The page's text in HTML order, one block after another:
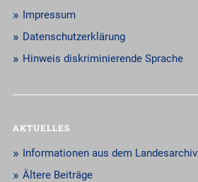
Impressum
Datenschutzerklärung
Hinweis diskriminierende Sprache
AKTUELLES
Informationen aus dem Landesarchiv
Ältere Beiträge